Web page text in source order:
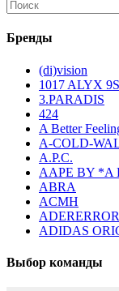
Бренды
(di)vision
1017 ALYX
3.PARADIS
424
A Better
A-COLD-
A.P.C.
AAPE BY *A
ABRA
ACMH
ADERERROR
ADIDAS
Выбор команды